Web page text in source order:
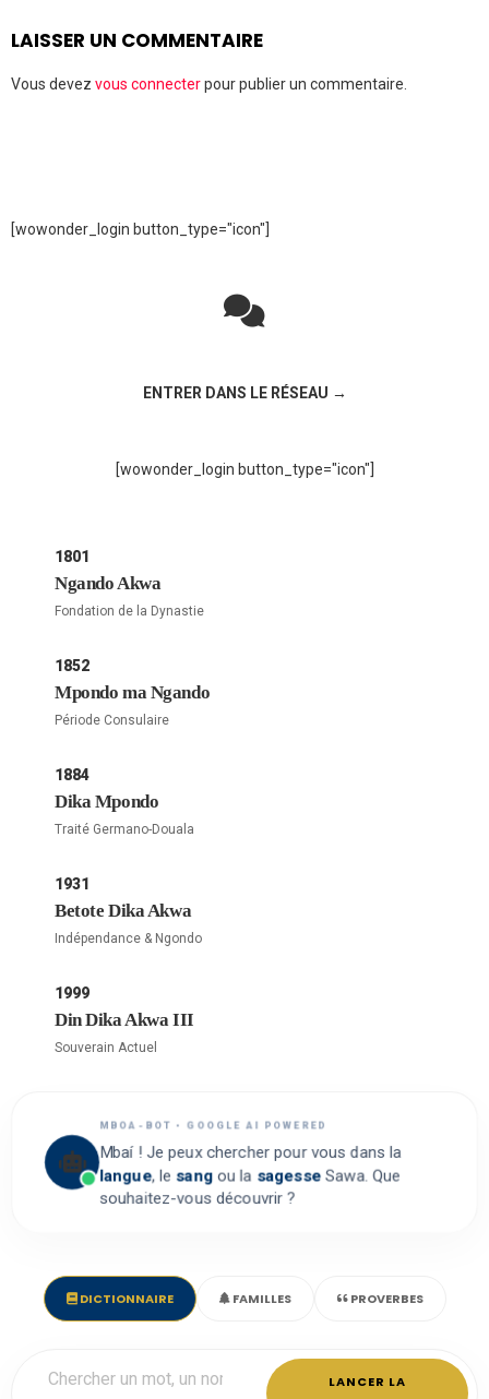
LAISSER UN COMMENTAIRE
Vous devez vous connecterpour publier un commentaire.
[wowonder_login button_type="icon"]
ENTRER DANS LE RÉSEAU →
[wowonder_login button_type="icon"]
1801
Ngando Akwa
Fondation de la Dynastie
1852
Mpondo ma Ngando
Période Consulaire
1884
Dika Mpondo
Traité Germano-Douala
1931
Betote Dika Akwa
Indépendance & Ngondo
1999
Din Dika Akwa III
Souverain Actuel
MBOA-BOT • GOOGLE AI POWERED
Mbaí ! Je peux chercher pour vous dans la
langue, le sangou la sagesse Sawa. Que
souhaitez-vous découvrir ?
DICTIONNAIRE FAMILLES PROVERBES
LANCER LA